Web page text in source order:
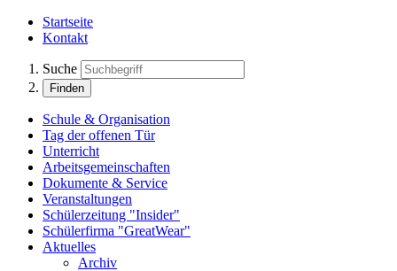
Startseite
Kontakt
Suche
Finden
Schule & Organisation
Tag der offenen Tür
Unterricht
Arbeitsgemeinschaften
Dokumente & Service
Veranstaltungen
Schülerzeitung "Insider"
Schülerfirma "GreatWear"
Aktuelles
Archiv